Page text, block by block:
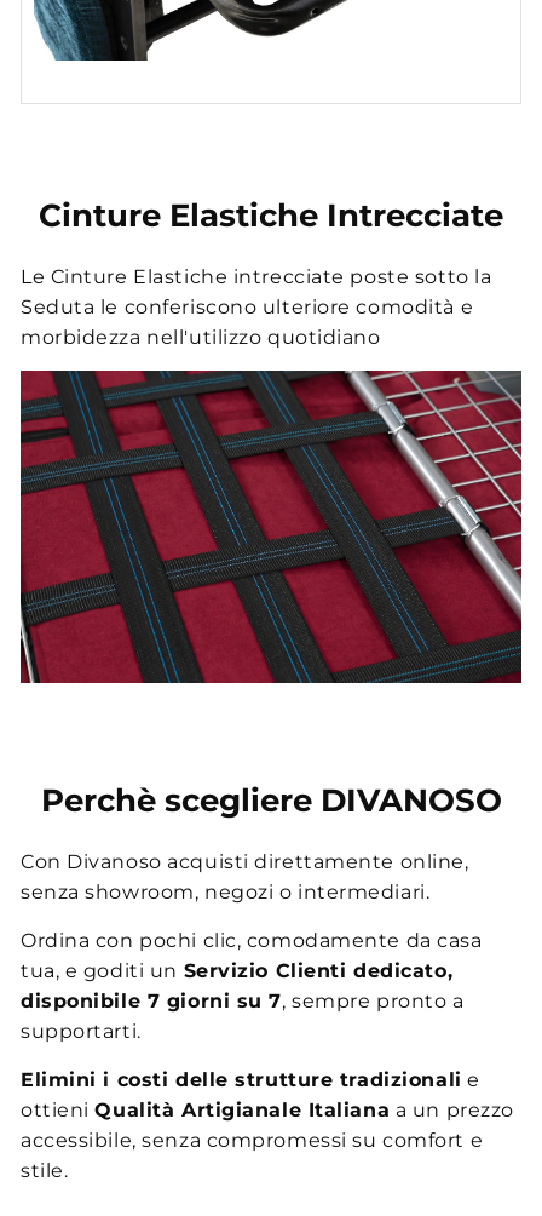
Cinture Elastiche Intrecciate
Le Cinture Elastiche intrecciate poste sotto la
Seduta le conferiscono ulteriore comodità e
morbidezza nell'utilizzo quotidiano
Perchè scegliere DIVANOSO
Con Divanoso acquisti direttamente online,
senza showroom, negozi o intermediari.
Ordina con pochi clic, comodamente da casa
tua, e goditi un Servizio Clienti dedicato,
disponibile 7 giorni su 7, sempre pronto a
supportarti.
Elimini i costi delle strutture tradizionali e
ottieniQualità Artigianale Italiana a un prezzo
accessibile, senza compromessi su comfort e
stile.